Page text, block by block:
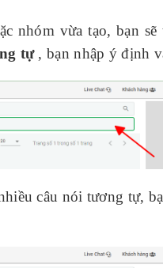
nhóm vừa tạo, bạn
tự, bạn nhập ý định
câu nói tương tự,